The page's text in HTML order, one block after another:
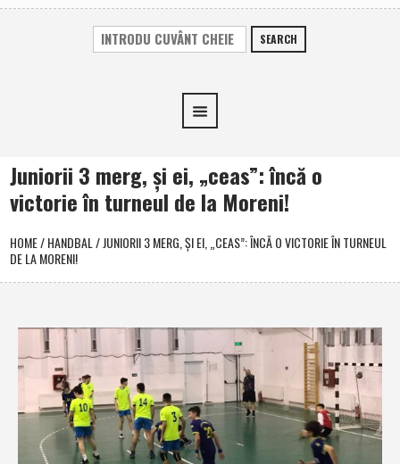
SEARCH
Juniorii 3 merg, şi ei, „ceas”: încă o
victorie în turneul de la Moreni!
HOME/HANDBAL/JUNIORII 3 MERG, ŞI EI, „CEAS”: ÎNCĂ O VICTORIE ÎN TURNEUL
DE LA MORENI!